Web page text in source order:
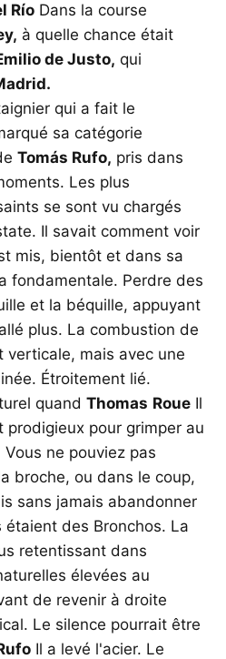
Río Dans la course
à quelle chance était
de Justo, qui
qui a fait le
sa catégorie
Tomás Rufo, pris dans
Les plus
se sont vu chargés
Il savait comment voir
mis, bientôt et dans sa
fondamentale. Perdre des
et la béquille, appuyant
plus. La combustion de
mais avec une
Étroitement lié.
quand Thomas Roue Il
prodigieux pour grimper au
ne pouviez pas
broche, ou dans le coup,
sans jamais abandonner
des Bronchos. La
retentissant dans
élevées au
de revenir à droite
Le silence pourrait être
Il a levé l'acier. Le